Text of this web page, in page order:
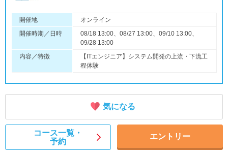
開催地
オンライン
開催時期／日時
08/18 13:00、08/27 13:00、09/10 13:00、
09/28 13:00
内容／特徴
【ITエンジニア】システム開発の上流・下流工
程体験
気になる
コース一覧・
予約
エントリー